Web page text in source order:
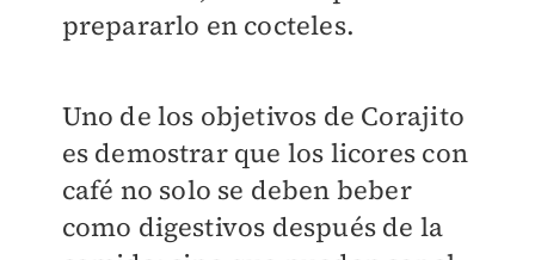
prepararlo en cocteles.
Uno de los objetivos de Corajito
es demostrar que los licores con
café no solo se deben beber
como digestivos después de la